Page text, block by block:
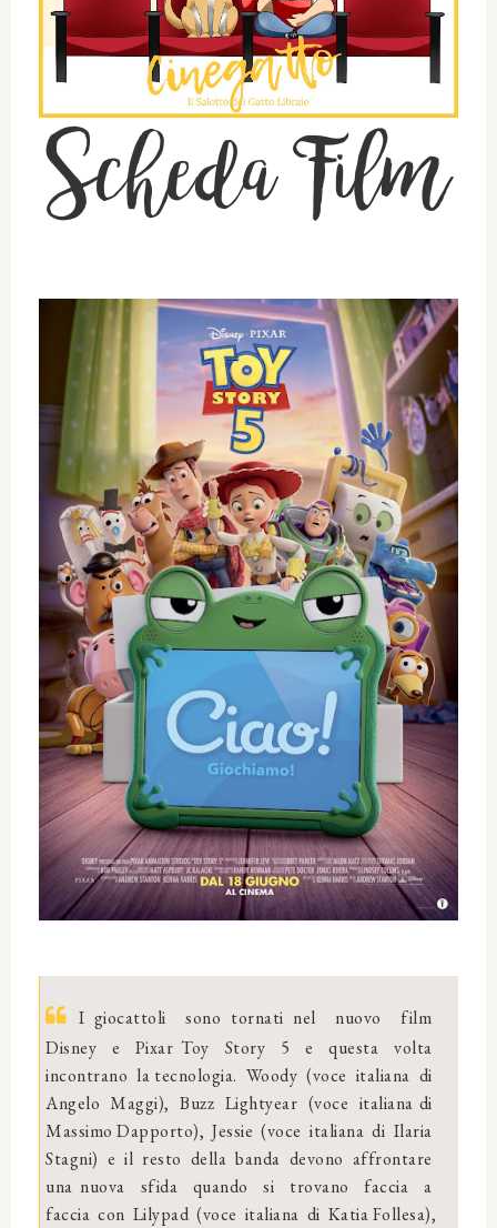
Scheda Film
I giocattoli sono tornati nel nuovo film
Disney e Pixar Toy Story 5 e questa volta
incontrano la tecnologia. Woody (voce italiana di
Angelo Maggi), Buzz Lightyear (voce italiana di
Massimo Dapporto), Jessie (voce italiana di Ilaria
Stagni) e il resto della banda devono affrontare
una nuova sfida quando si trovano faccia a
faccia con Lilypad (voce italiana di Katia Follesa),